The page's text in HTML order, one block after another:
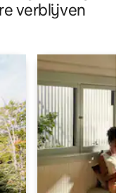
verblijven